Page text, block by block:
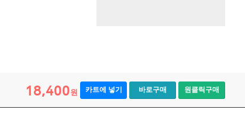
18,400원 카트에 넣기 바로구매 원클릭구매